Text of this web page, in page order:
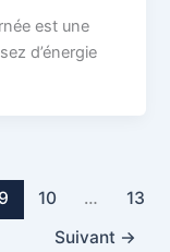
est une
d’énergie
9 10 …
13
Suivant →